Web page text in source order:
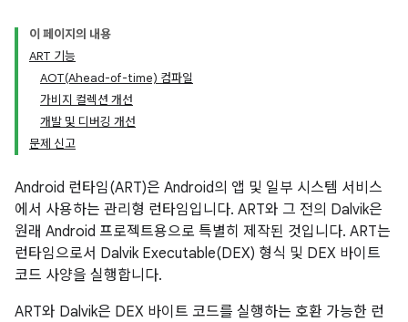
이 페이지의 내용
ART 기능
AOT(Ahead-of-time) 컴파일
가비지 컬렉션 개선
개발 및 디버깅 개선
문제 신고
Android 런타임(ART)은 Android의 앱 및 일부 시스템 서비스
에서 사용하는 관리형 런타임입니다. ART와 그 전의 Dalvik은
원래 Android 프로젝트용으로 특별히 제작된 것입니다. ART는
런타임으로서 Dalvik Executable(DEX) 형식 및 DEX 바이트
코드 사양을 실행합니다.
ART와 Dalvik은 DEX 바이트 코드를 실행하는 호환 가능한 런